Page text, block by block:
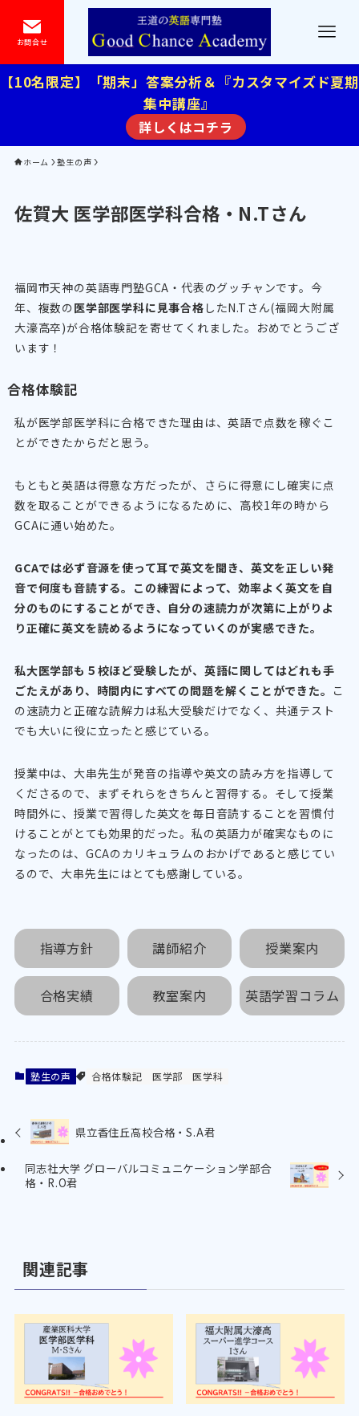
お問合せ
【10名限定】「期末」答案分析＆『カスタマイズド夏期
集中講座』
詳しくはコチラ
ホーム 塾生の声
佐賀大 医学部医学科合格・N.Tさん
福岡市天神の英語専門塾GCA・代表のグッチャンです。今
年、複数の医学部医学科に見事合格 したN.Tさん(福岡大附属
大濠高卒)が合格体験記を寄せてくれました。おめでとうござ
います！
合格体験記
私が医学部医学科に合格できた理由は、英語で点数を稼ぐこ
とができたからだと思う。
もともと英語は得意な方だったが、さらに得意にし確実に点
数を取ることができるようになるために、高校1年の時から
GCAに通い始めた。
GCAでは必ず音源を使って耳で英文を聞き、英文を正しい発
音で何度も音読する。この練習によって、効率よく英文を自
分のものにすることができ、自分の速読力が次第に上がりよ
り正確に英文を読めるようになっていくのが実感できた。
私大医学部も５校ほど受験したが、英語に関してはどれも手
ごたえがあり、時間内にすべての問題を解くことができた。 こ
の速読力と正確な読解力は私大受験だけでなく、共通テスト
でも大いに役に立ったと感じている。
授業中は、大串先生が発音の指導や英文の読み方を指導して
くださるので、まずそれらをきちんと習得する。そして授業
時間外に、授業で習得した英文を毎日音読することを習慣付
けることがとても効果的だった。私の英語力が確実なものに
なったのは、GCAのカリキュラムのおかげであると感じてい
るので、大串先生にはとても感謝している。
指導方針 講師紹介 授業案内
合格実績 教室案内 英語学習コラム
塾生の声 合格体験記 医学部 医学科
県立香住丘高校合格・S.A君
同志社大学 グローバルコミュニケーション学部合
格・R.O君
関連記事